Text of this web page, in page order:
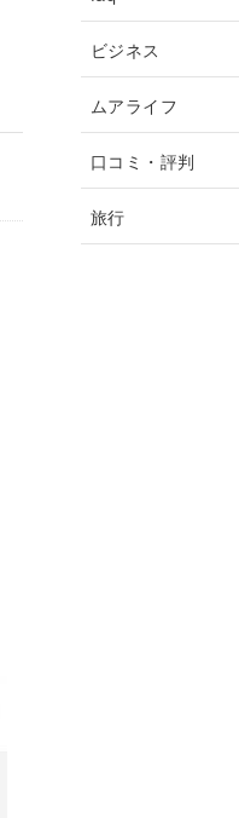
ビジネス
ムアライフ
口コミ・評判
旅行